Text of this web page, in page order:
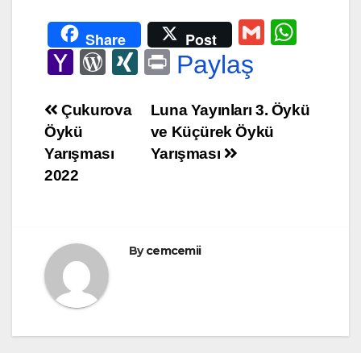
Share Post
G
s
Y
h
o
o
W
d
e
XI
G
Pr
t
Paylaş
Yazı
gezinmesi
Luna Yayınları 3. Öykü
ve Küçürek Öykü
Yarışması
Çukurova
Öykü
Yarışması
2022
Bycemcemii